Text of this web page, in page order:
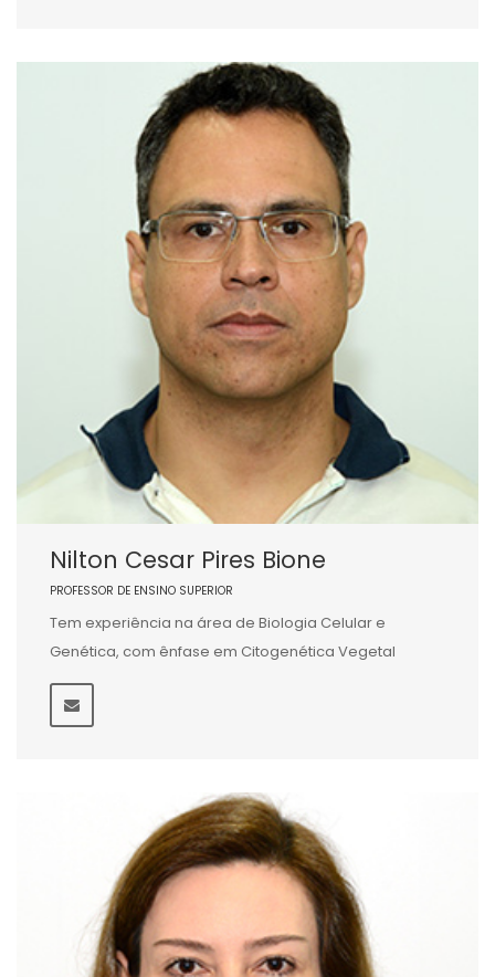
Nilton Cesar Pires Bione
PROFESSOR DE ENSINO SUPERIOR
Tem experiência na área de Biologia Celular e
Genética, com ênfase em Citogenética Vegetal